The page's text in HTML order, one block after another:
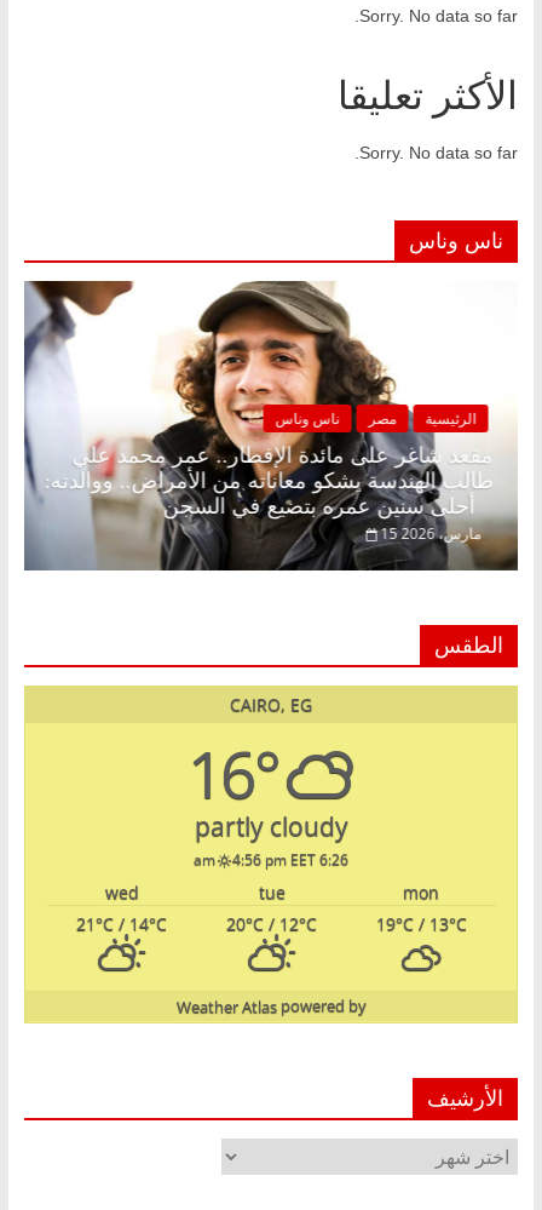
Sorry. No data so far.
الأكثر تعليقا
Sorry. No data so far.
ناس وناس
الرئيسية مصر
مقعد شاغر على مائدة
طالب الهندسة يشكو معاناته
أحلى سنين عمره بتضيع في السجن
15 مارس، 2026
بلا زينة رمضان.. د.
في انتظار حلم
الطقس
CAIRO, EG
16°
partly cloudy
6:26 am
4:56 pm EET
mon
tue
wed
19°C/ 13°C
20°C / 12°C
21°C / 14°C
powered by
Weather Atlas
الأرشيف
الأرشيف